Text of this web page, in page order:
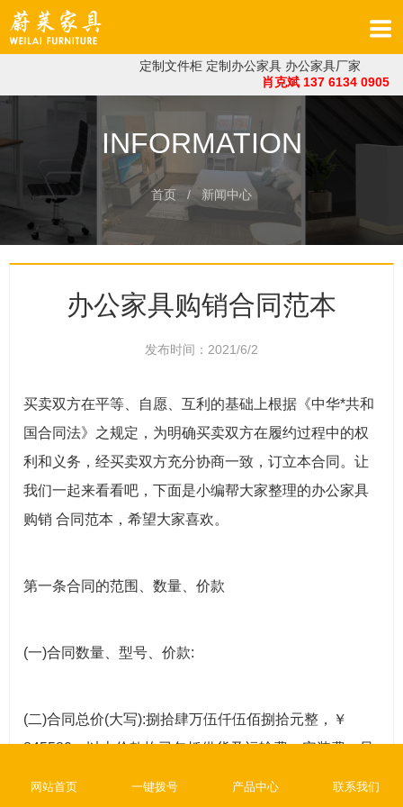
定制文件柜 定制办公家具 办公家具厂家
肖克斌 137 6134 0905
INFORMATION
首页 / 新闻中心
办公家具购销合同范本
发布时间：2021/6/2
买卖双方在平等、自愿、互利的基础上根据《中华*共和
国合同法》之规定，为明确买卖双方在履约过程中的权
利和义务，经买卖双方充分协商一致，订立本合同。让
我们一起来看看吧，下面是小编帮大家整理的办公家具
购销 合同范本，希望大家喜欢。
第一条合同的范围、数量、价款
(一)合同数量、型号、价款:
(二)合同总价(大写):捌拾肆万伍仟伍佰捌拾元整，￥
845580，以上价款均已包括供货及运输费、安装费、风
网站首页 一键拨号 产品中心 联系我们